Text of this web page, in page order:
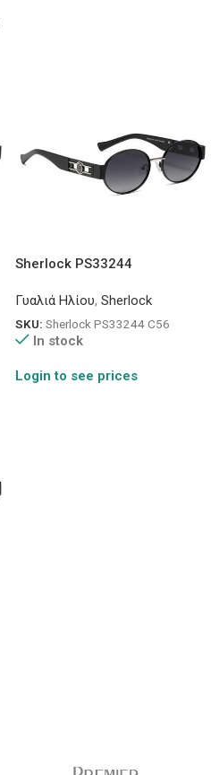
Sherlock PS33244
Γυαλιά Ηλίου, Sherlock
SKU: Sherlock PS33244 C56
In stock
Login to see prices